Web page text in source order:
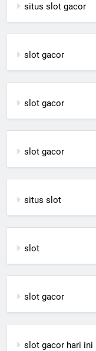
situs slot gacor
slot gacor
slot gacor
slot gacor
situs slot
slot
slot gacor
slot gacor hari ini